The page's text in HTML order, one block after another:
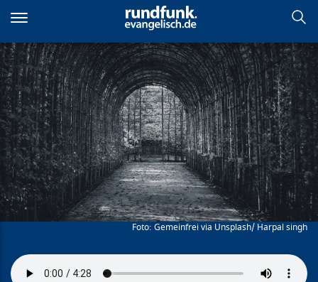
zum
Inhalt
Von guten Mächten
Gemeinfrei via Unsplash/ Harpal singh